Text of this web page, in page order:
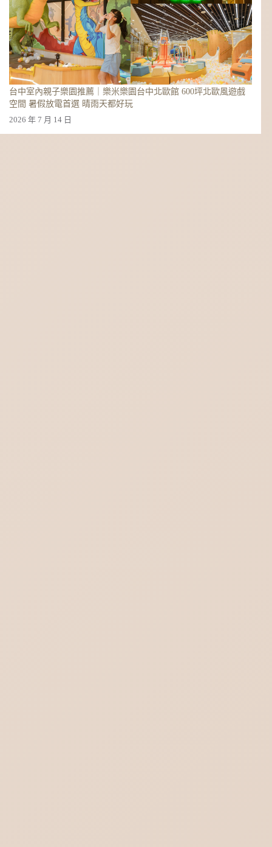
台中室內親子樂園推薦｜樂米樂園台中北歐館 600坪北歐風遊戲
空間 暑假放電首選 晴雨天都好玩
2026 年 7 月 14 日